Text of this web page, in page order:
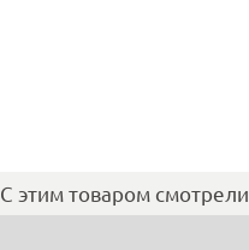
С этим товаром смотрели